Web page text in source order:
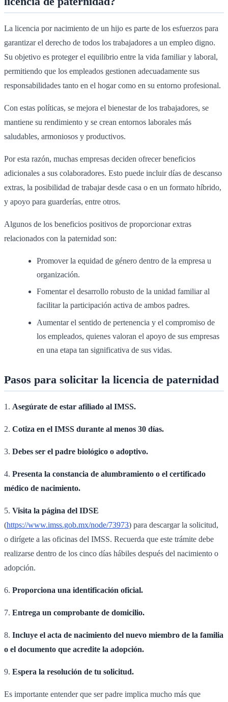
La licencia por nacimiento de un hijo es parte de los esfuerzos para
garantizar el derecho de todos los trabajadores a un empleo digno.
Su objetivo es proteger el equilibrio entre la vida familiar y laboral,
permitiendo que los empleados gestionen adecuadamente sus
responsabilidades tanto en el hogar como en su entorno profesional.
Con estas políticas, se mejora el bienestar de los trabajadores, se
mantiene su rendimiento y se crean entornos laborales más
saludables, armoniosos y productivos.
Por esta razón, muchas empresas deciden ofrecer beneficios
adicionales a sus colaboradores. Esto puede incluir días de descanso
extras, la posibilidad de trabajar desde casa o en un formato híbrido,
y apoyo para guarderías, entre otros.
Algunos de los beneficios positivos de proporcionar extras
relacionados con la paternidad son:
Promover la equidad de género dentro de la empresa u
organización.
Fomentar el desarrollo robusto de la unidad familiar al
facilitar la participación activa de ambos padres.
Aumentar el sentido de pertenencia y el compromiso de
los empleados, quienes valoran el apoyo de sus empresas
en una etapa tan significativa de sus vidas.
Pasos para solicitar la licencia de paternidad
1. Asegúrate de estar afiliado al IMSS.
2. Cotiza en el IMSS durante al menos 30 días.
3. Debes ser el padre biológico o adoptivo.
4. Presenta la constancia de alumbramiento o el certificado
médico de nacimiento.
5. Visita la página del IDSE
(https://www.imss.gob.mx/node/73973) para descargar la solicitud,
o dirígete a las oficinas del IMSS. Recuerda que este trámite debe
realizarse dentro de los cinco días hábiles después del nacimiento o
adopción.
6. Proporciona una identificación oficial.
7. Entrega un comprobante de domicilio.
8. Incluye el acta de nacimiento del nuevo miembro de la familia
o el documento que acredite la adopción.
9. Espera la resolución de tu solicitud.
Es importante entender que ser padre implica mucho más que